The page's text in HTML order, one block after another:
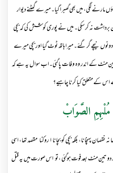
مارنے لگی، میں بھی گھبرا گیا۔ میرے گھٹنے دیوار
برداشت نہ کر سکی۔ میں نے پوری کوشش کی کہ بچی
نیچے گر گئے۔ میرا ہاتھ ٹوٹ گیا اور بچی میرے
تین منٹ کے اندر وہ وفات پا گئی۔اب سوال یہ ہے کہ
کے متعلق کیا کرنا چاہیے؟
الصَّوَابْ
پہنچانا، بلکہ بچی کو بچانا ا روکنا مقصد تھا، اسی
تین منٹ بعد فوت ہوگئی ،تو اس صورت میں یہ قتل